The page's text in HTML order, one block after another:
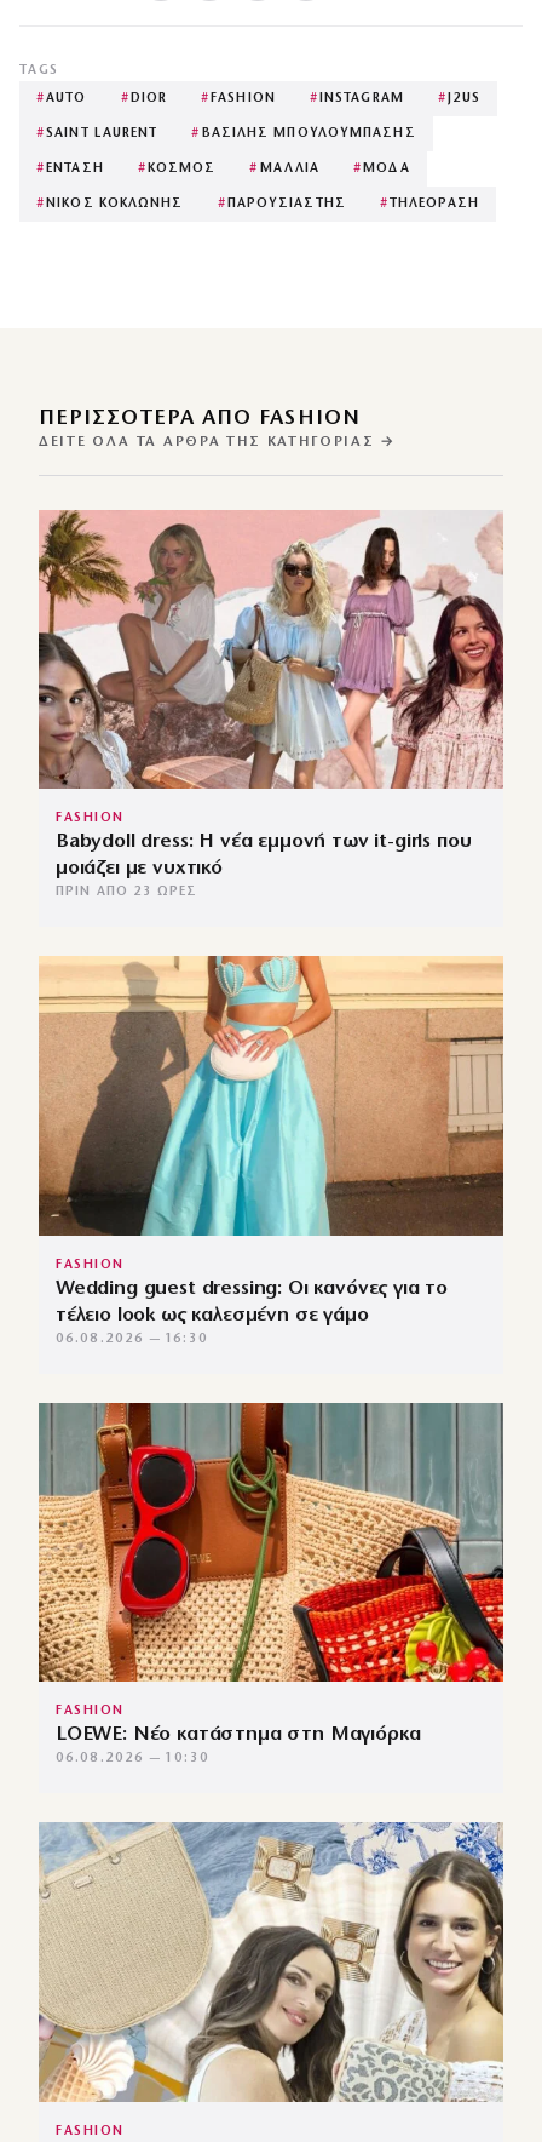
TAGS
#AUTO # DIOR # FASHION # INSTAGRAM # J2US
#SAINT LAURENT # ΒΑΣΙΛΗΣ ΜΠΟΥΛΟΥΜΠΑΣΗΣ
# ΕΝΤΑΣΗ # ΚΟΣΜΟΣ # ΜΑΛΛΙΑ # ΜΟΔΑ
# ΝΙΚΟΣ ΚΟΚΛΩΝΗΣ # ΠΑΡΟΥΣΙΑΣΤΗΣ # ΤΗΛΕΟΡΑΣΗ
ΠΕΡΙΣΣΌΤΕΡΑ ΑΠΌ FASHION
ΔΕΊΤΕ ΌΛΑ ΤΑ ΆΡΘΡΑ ΤΗΣ ΚΑΤΗΓΟΡΊΑΣ →
FASHION
Babydoll dress: Η νέα εμμονή των it-girls που
μοιάζει με νυχτικό
ΠΡΙΝ ΑΠΌ 23 ΏΡΕΣ
FASHION
Wedding guest dressing: Οι κανόνες για το
τέλειο look ως καλεσμένη σε γάμο
06.08.2026 — 16:30
FASHION
LOEWE: Νέο κατάστημα στη Μαγιόρκα
06.08.2026 — 10:30
FASHION